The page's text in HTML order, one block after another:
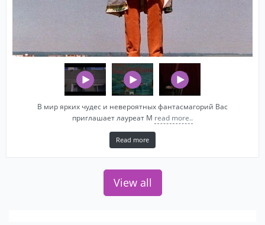
В мир ярких чудес и невероятных фантасмагорий Вас
приглашает лауреат М read more..
Read more
View all